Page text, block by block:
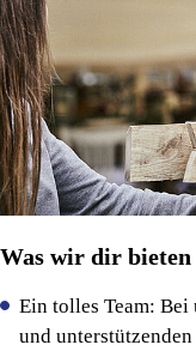
Was wir dir bieten
Ein tolles Team:
und